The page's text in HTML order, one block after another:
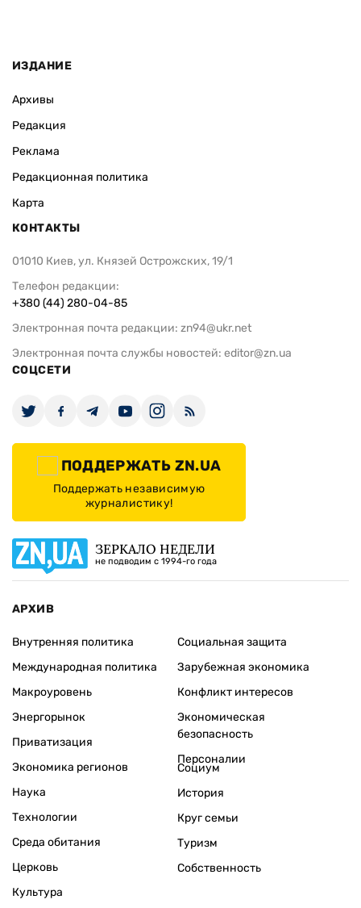
ИЗДАНИЕ
Архивы
Редакция
Реклама
Редакционная политика
Карта
КОНТАКТЫ
01010 Киев, ул. Князей Острожских, 19/1
Телефон редакции:
+380 (44) 280-04-85
Электронная почта редакции: zn94@ukr.net
Электронная почта службы новостей: editor@zn.ua
СОЦСЕТИ
ПОДДЕРЖАТЬ ZN.UA
Поддержать независимую
журналистику!
ЗЕРКАЛО НЕДЕЛИ
не подводим с 1994-го года
АРХИВ
Внутренняя политика
Международная политика
Макроуровень
Энергорынок
Приватизация
Экономика регионов
Социальная защита
Зарубежная экономика
Конфликт интересов
Экономическая
безопасность
Персоналии
Наука
Технологии
Среда обитания
Церковь
Культура
Социум
История
Круг семьи
Туризм
Собственность